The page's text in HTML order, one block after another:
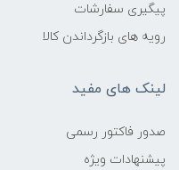
پیگیری سفارشات
رویه های بازگرداندن کالا
لینک های مفید
صدور فاکتور رسمی
پیشنهادات ویژه